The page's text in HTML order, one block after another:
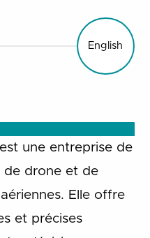
English
une entreprise de
de drone et de
Elle offre
et précises